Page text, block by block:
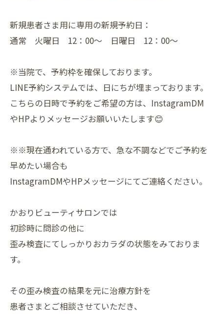
新規患者さま用に専用の新規予約日：
通常 火曜日 12：00～ 日曜日 12：00～
※当院で、予約枠を確保しております。
LINE予約システムでは、日にちが埋まっております。
こちらの日時で予約をご希望の方は、InstagramDM
やHPよりメッセージお願いいたします😊
※※現在通われている方で、急な不調などでご予約を
早めたい場合も
InstagramDMやHPメッセージにてご連絡ください。
かおりビューティサロンでは
初診時に問診の他に
歪み検査にてしっかりおカラダの状態をみておりま
す。
その歪み検査の結果を元に治療方針を
患者さまとご相談させていただき、